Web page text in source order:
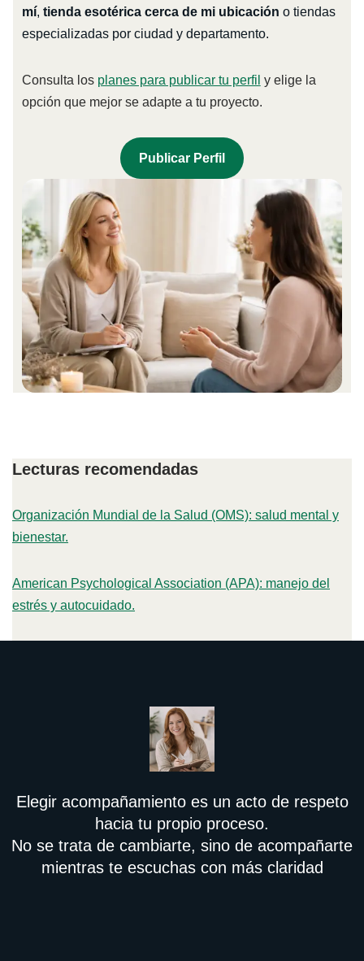
mí, tienda esotérica cerca de mi ubicación o tiendas
especializadas por ciudad y departamento.
Consulta los planes para publicar tu perfil y elige la
opción que mejor se adapte a tu proyecto.
Publicar Perfil
Lecturas recomendadas
Organización Mundial de la Salud (OMS): salud mental y
bienestar.
American Psychological Association (APA): manejo del
estrés y autocuidado.
Elegir acompañamiento es un acto de respeto
hacia tu propio proceso.
No se trata de cambiarte, sino de acompañarte
mientras te escuchas con más claridad